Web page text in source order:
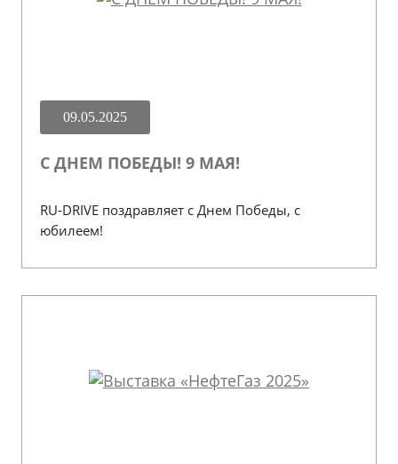
09.05.2025
С ДНЕМ ПОБЕДЫ! 9 МАЯ!
RU-DRIVE поздравляет с Днем Победы, с
юбилеем!